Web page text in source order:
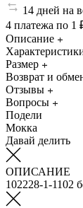
14 дней на
4 платежа по 1
Описание
Размер
Возврат и
Отзывы
Вопросы
Подели
Мокка
Давай делить
ОПИСАНИЕ
102228-1-1102